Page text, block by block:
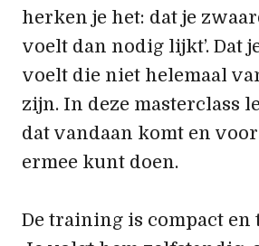
herken je het: dat je
voelt dan nodig lijkt’. Dat
voelt die niet helemaal
zijn. In deze masterclass
dat vandaan komt en
ermee kunt doen.
De training is compact en